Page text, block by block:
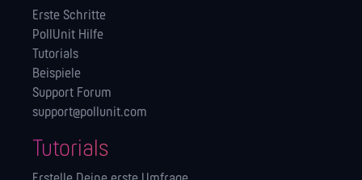
Erste Schritte
PollUnit Hilfe
Tutorials
Beispiele
Support Forum
support@pollunit.com
Tutorials